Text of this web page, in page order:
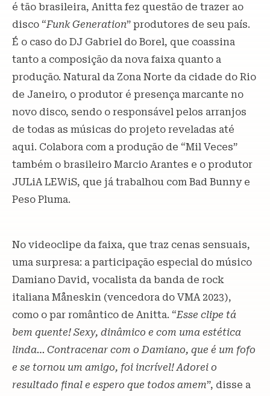
é tão brasileira, Anitta fez questão de trazer ao
disco “Funk Generation” produtores de seu país.
É o caso do DJ Gabriel do Borel, que coassina
tanto a composição da nova faixa quanto a
produção. Natural da Zona Norte da cidade do Rio
de Janeiro, o produtor é presença marcante no
novo disco, sendo o responsável pelos arranjos
de todas as músicas do projeto reveladas até
aqui. Colabora com a produção de “Mil Veces”
também o brasileiro Marcio Arantes e o produtor
JULiA LEWiS, que já trabalhou com Bad Bunny e
Peso Pluma.
No videoclipe da faixa, que traz cenas sensuais,
uma surpresa: a participação especial do músico
Damiano David, vocalista da banda de rock
italiana Måneskin (vencedora do VMA 2023),
como o par romântico de Anitta. “Esse clipe tá
bem quente! Sexy, dinâmico e com uma estética
linda… Contracenar com o Damiano, que é um fofo
e se tornou um amigo, foi incrível! Adorei o
resultado final e espero que todos amem”, disse a